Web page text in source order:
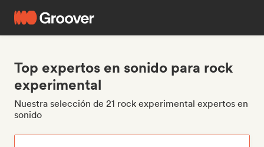
Top expertos en sonido para rock
experimental
Nuestra selección de 21 rock experimental expertos en
sonido